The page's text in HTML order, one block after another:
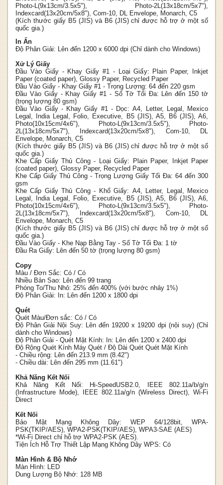
Photo-L(9x13cm/3.5x5"), Photo-2L(13x18cm/5x7"),
Indexcard(13x20cm/5x8"), Com-10, DL Envelope, Monarch, C5
(Kích thước giấy B5 (JIS) và B6 (JIS) chỉ được hỗ trợ ở một số
quốc gia.)
In Ấn
Độ Phân Giải: Lên đến 1200 x 6000 dpi (Chỉ dành cho Windows)
Xử Lý Giấy
Đầu Vào Giấy - Khay Giấy #1 - Loại Giấy: Plain Paper, Inkjet
Paper (coated paper), Glossy Paper, Recycled Paper
Đầu Vào Giấy - Khay Giấy #1 - Trọng Lượng: 64 đến 220 gsm
Đầu Vào Giấy - Khay Giấy #1 - Số Tờ Tối Đa: Lên đến 150 tờ
(trọng lượng 80 gsm)
Đầu Vào Giấy - Khay Giấy #1 - Dọc:A4, Letter, Legal, Mexico
Legal, India Legal, Folio, Executive, B5 (JIS), A5, B6 (JIS), A6,
Photo(10x15cm/4x6"), Photo-L(9x13cm/3.5x5"), Photo-
2L(13x18cm/5x7"), Indexcard(13x20cm/5x8"), Com-10, DL
Envelope, Monarch, C5
(Kích thước giấy B5 (JIS) và B6 (JIS) chỉ được hỗ trợ ở một số
quốc gia.)
Khe Cấp Giấy Thủ Công - Loại Giấy:
Plain Paper, Inkjet Paper
(coated paper), Glossy Paper, Recycled Paper
Khe Cấp Giấy Thủ Công - Trọng Lượng Giấy Tối Đa: 64 đến 300
gsm
Khe Cấp Giấy Thủ Công - Khổ Giấy: A4, Letter, Legal, Mexico
Legal, India Legal, Folio, Executive, B5 (JIS), A5, B6 (JIS), A6,
Photo(10x15cm/4x6"), Photo-L(9x13cm/3.5x5"), Photo-
2L(13x18cm/5x7"), Indexcard(13x20cm/5x8"), Com-10, DL
Envelope, Monarch, C5
(Kích thước giấy B5 (JIS) và B6 (JIS) chỉ được hỗ trợ ở một số
quốc gia.)
Đầu Vào Giấy - Khe Nạp Bằng Tay - Số Tờ Tối Đa: 1 tờ
Đầu Ra Giấy: Lên đến 50 tờ (trọng lượng 80 gsm)
Copy
Màu / Đơn Sắc: Có / Có
Nhiều Bản Sao: Lên đến 99 trang
Phóng To/Thu Nhỏ: 25% đến 400% (với bước nhảy 1%)
Độ Phân Giải: In: Lên đến 1200 x 1800 dpi
Quét
Quét Màu/Đơn sắc: Có / Có
Độ Phân Giải Nội Suy: Lên đến 19200 x 19200 dpi (nội suy) (Chỉ
dành cho Windows)
Độ Phân Giải - Quét Mặt Kính: In: Lên đến 1200 x 2400 dpi
Độ Rộng Quét Kính Máy Quét / Độ Dài Quét Quét Mặt Kính
- Chiều rộng: Lên đến 213.9 mm (8.42")
- Chiều dài: Lên đến 295 mm (11.61")
Khả Năng Kết Nối
Khả Năng Kết Nối:
Hi-SpeedUSB2.0, IEEE 802.11a/b/g/n
(Infrastructure Mode), IEEE 802.11a/g/n (Wireless Direct), Wi-Fi
Direct
Kết Nối
Bảo Mật Mạng Không Dây: WEP 64/128bit, WPA-
PSK(TKIP/AES), WPA2-PSK(TKIP/AES), WPA3-SAE (AES)
*Wi-Fi Direct chỉ hỗ trợ WPA2-PSK (AES).
Tiện Ích Hỗ Trợ Thiết Lập Mạng Không Dây WPS: Có
Màn Hình & Bộ Nhớ
Màn Hình: LED
Dung Lượng Bộ Nhớ: 128 MB